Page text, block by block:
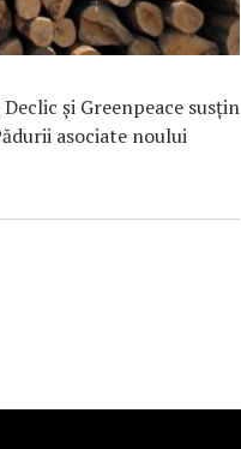
şi Greenpeace susţin
asociate noului